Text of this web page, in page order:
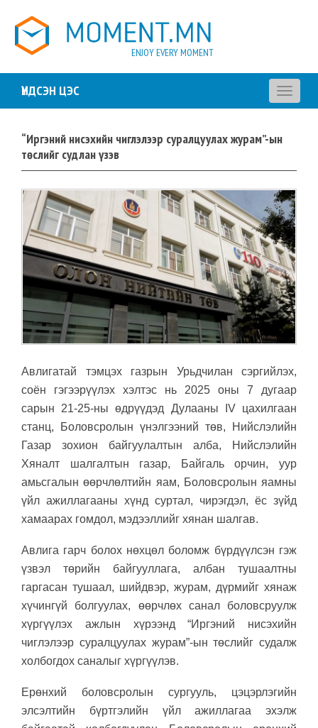
ENJOY EVERY MOMENT
ҮНДСЭН ЦЭС
Toggle
“Иргэний нисэхийн чиглэлээр суралцуулах журам”-ын
төслийг судлан үзэв
Авлигатай тэмцэх газрын Урьдчилан сэргийлэх,
соён гэгээрүүлэх хэлтэс нь 2025 оны 7 дугаар
сарын 21-25-ны өдрүүдэд Дулааны IV цахилгаан
станц, Боловсролын үнэлгээний төв, Нийслэлийн
Газар зохион байгуулалтын алба, Нийслэлийн
Хяналт шалгалтын газар, Байгаль орчин, уур
амьсгалын өөрчлөлтийн яам, Боловсролын яамны
үйл ажиллагааны хүнд суртал, чирэгдэл, ёс зүйд
хамаарах гомдол, мэдээллийг хянан шалгав.
Авлига гарч болох нөхцөл боломж бүрдүүлсэн гэж
үзвэл төрийн байгууллага, албан тушаалтны
гаргасан тушаал, шийдвэр, журам, дүрмийг хянаж
хүчингүй болгуулах, өөрчлөх санал боловсруулж
хүргүүлэх ажлын хүрээнд “Иргэний нисэхийн
чиглэлээр суралцуулах журам”-ын төслийг судалж
холбогдох саналыг хүргүүлэв.
Ерөнхий боловсролын сургууль, цэцэрлэгийн
элсэлтийн бүртгэлийн үйл ажиллагаа эхэлж